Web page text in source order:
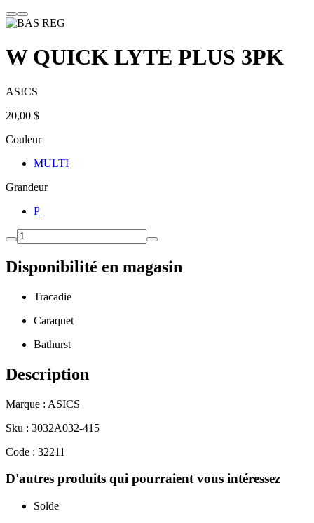
W QUICK LYTE PLUS 3PK
ASICS
20,00 $
Couleur
MULTI
Grandeur
P
Disponibilité en magasin
Tracadie
Caraquet
Bathurst
Description
Marque : ASICS
Sku : 3032A032-415
Code : 32211
D'autres produits qui pourraient vous intéressez
Solde